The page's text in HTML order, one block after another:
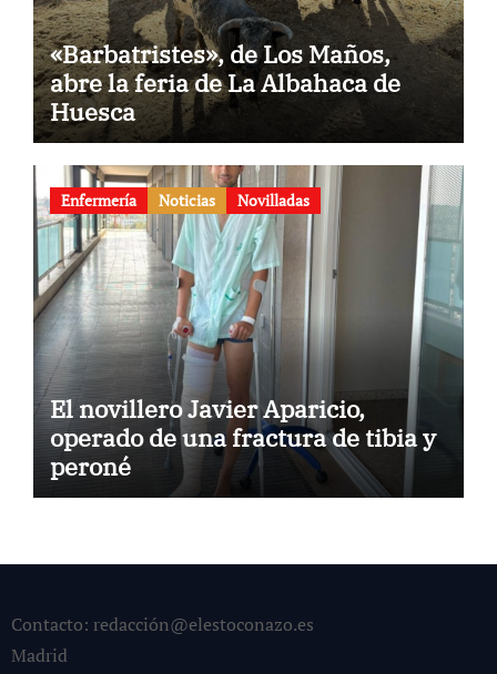
«Barbatristes», de Los Maños,
abre la feria de La Albahaca de
Huesca
Enfermería Noticias Novilladas
El novillero Javier Aparicio,
operado de una fractura de tibia y
peroné
Contacto: redacción@elestoconazo.es
Madrid